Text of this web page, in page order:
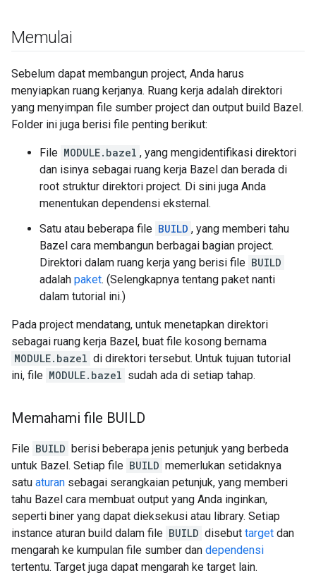
Memulai
Sebelum dapat membangun project, Anda harus
menyiapkan ruang kerjanya. Ruang kerja adalah direktori
yang menyimpan file sumber project dan output build Bazel.
Folder ini juga berisi file penting berikut:
File MODULE.bazel , yang mengidentifikasi direktori
dan isinya sebagai ruang kerja Bazel dan berada di
root struktur direktori project. Di sini juga Anda
menentukan dependensi eksternal.
Satu atau beberapa file BUILD , yang memberi tahu
Bazel cara membangun berbagai bagian project.
Direktori dalam ruang kerja yang berisi file BUILD
adalah paket. (Selengkapnya tentang paket nanti
dalam tutorial ini.)
Pada project mendatang, untuk menetapkan direktori
sebagai ruang kerja Bazel, buat file kosong bernama
MODULE.bazel di direktori tersebut. Untuk tujuan tutorial
ini, file MODULE.bazel sudah ada di setiap tahap.
Memahami file BUILD
File BUILD berisi beberapa jenis petunjuk yang berbeda
untuk Bazel. Setiap file BUILD memerlukan setidaknya
satu aturan sebagai serangkaian petunjuk, yang memberi
tahu Bazel cara membuat output yang Anda inginkan,
seperti biner yang dapat dieksekusi atau library. Setiap
instance aturan build dalam file BUILD disebut target dan
mengarah ke kumpulan file sumber dan dependensi
tertentu. Target juga dapat mengarah ke target lain.